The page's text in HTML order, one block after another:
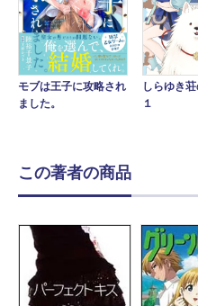
モブは王子に攻略され
ました。
しらゆき
１
この著者の商品